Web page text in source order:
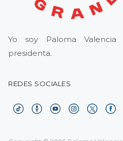
Yo soy Paloma
presidenta.
REDES SOCIALES